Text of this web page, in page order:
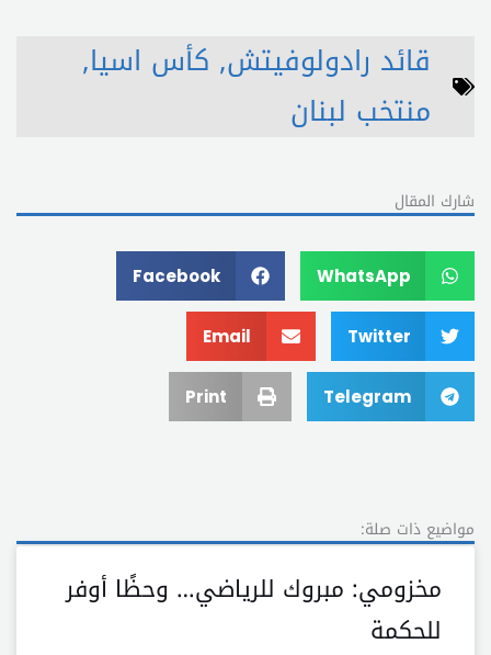
قائد رادولوفيتش, كأس اسيا,
منتخب لبنان
شارك المقال
WhatsApp
Facebook
Twitter
Email
Telegram
Print
مواضيع ذات صلة:
مخزومي: مبروك للرياضي… وحظًا أوفر
للحكمة